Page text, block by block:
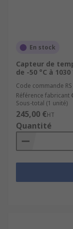
En stock
Capteur de
de -50 °C à
Code commande RS
Référence fabricant
Sous-total (1 unité)
245,00 €HT
Quantité